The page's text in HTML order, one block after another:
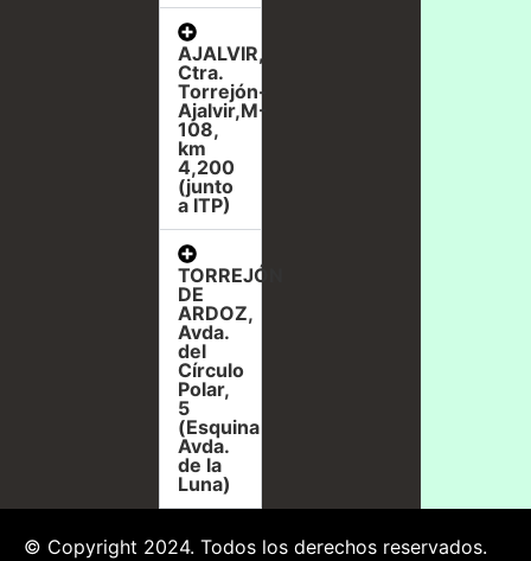
AJALVIR,
Ctra.
Torrejón-
Ajalvir,M-
108,
km
4,200
(junto
a ITP)
TORREJÓN
DE
ARDOZ,
Avda.
del
Círculo
Polar,
5
(Esquina
Avda.
de la
Luna)
© Copyright 2024. Todos los derechos reservados.